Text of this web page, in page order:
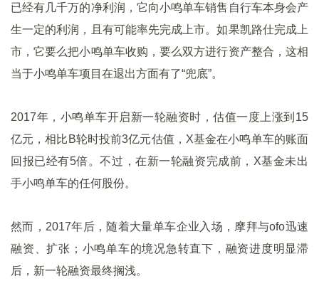
已经有几千万的净利润，它向小鸣单车销售自行车本身会产
生一定的利润，且有可能率先完成上市。如果凯路仕完成上
市，它要么把小鸣单车收购，要么双方进行资产整合，这相
当于小鸣单车项目在退出方面有了“兜底”。
2017年，小鸣单车开启新一轮融资时，估值一度上涨到15
亿元，相比B轮时投前3亿元估值，X基金在小鸣单车的账面
回报已经有5倍。不过，在新一轮融资完成前，X基金未出
手小鸣单车的任何股份。
然而，2017年后，随着大量单车企业入场，摩拜与ofo迅速
融资、扩张；小鸣单车的境况急转直下，融资进度明显滞
后，新一轮融资最终搁浅。